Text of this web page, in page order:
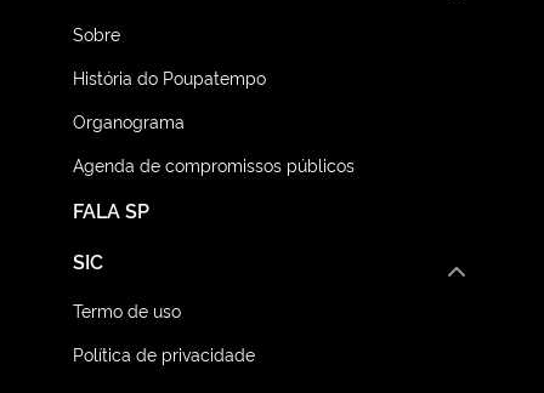
FALA SP
Sobre
História do Poupatempo
Organograma
Agenda de compromissos públicos
SIC
Termo de uso
Política de privacidade